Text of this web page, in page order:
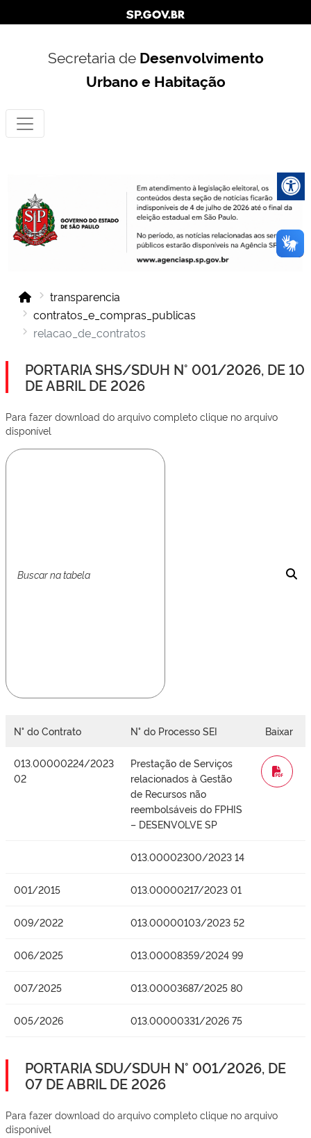
Secretaria de Desenvolvimento
Urbano e Habitação
transparencia
contratos_e_compras_publicas
relacao_de_contratos
PORTARIA SHS/SDUH N° 001/2026, DE 10
DE ABRIL DE 2026
Para fazer download do arquivo completo clique no arquivo
disponível
N° do Contrato N° do Processo SEI Baixar
013.00000224/2023
02
Prestação de Serviços
relacionados à Gestão
de Recursos não
reembolsáveis do FPHIS
– DESENVOLVE SP
WORD
013.00002300/2023 14
001/2015 013.00000217/2023 01
009/2022 013.00000103/2023 52
006/2025 013.00008359/2024 99
007/2025 013.00003687/2025 80
005/2026 013.00000331/2026 75
PORTARIA SDU/SDUH N° 001/2026, DE
07 DE ABRIL DE 2026
Para fazer download do arquivo completo clique no arquivo
disponível